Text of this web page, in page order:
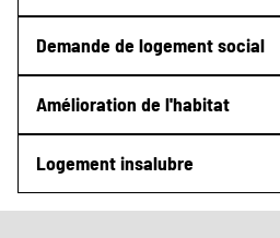
Submenu
Demande de logement social
Amélioration de l'habitat
Logement insalubre